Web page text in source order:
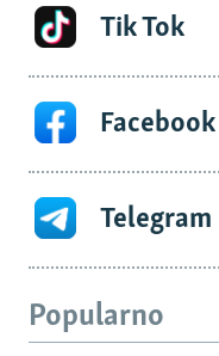
Tik Tok
Facebook
Telegram
Popularno